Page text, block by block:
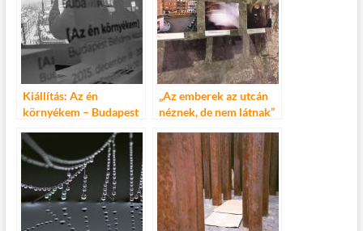
Kiállítás: Az én
környékem – Budapest
„Az emberek az utcán
néznek, de nem látnak”
Budapest Photo Project
kiállítás a Budapest
Pontban